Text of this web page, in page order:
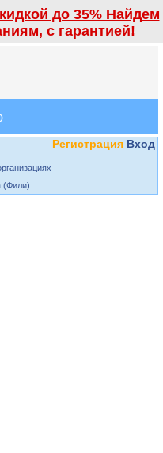
до 35% Найдем
с гарантией!
Регистрация Вход
(Фили)